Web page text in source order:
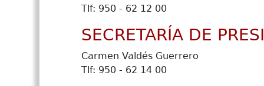
Tlf: 950 - 62 12 00
SECRETARÍA DE
Carmen Valdés Guerrero
Tlf: 950 - 62 14 00